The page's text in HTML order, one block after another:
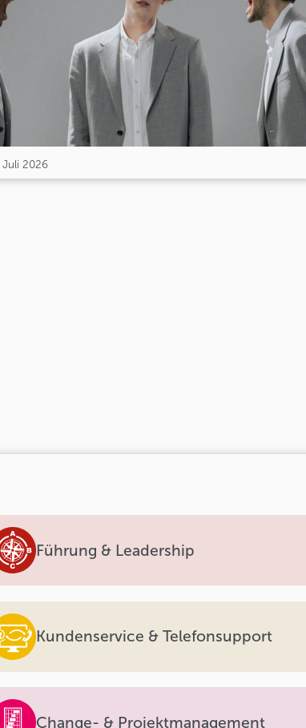
Juli 2026
Führung & Leadership
Kundenservice & Telefonsupport
Change- & Projektmanagement